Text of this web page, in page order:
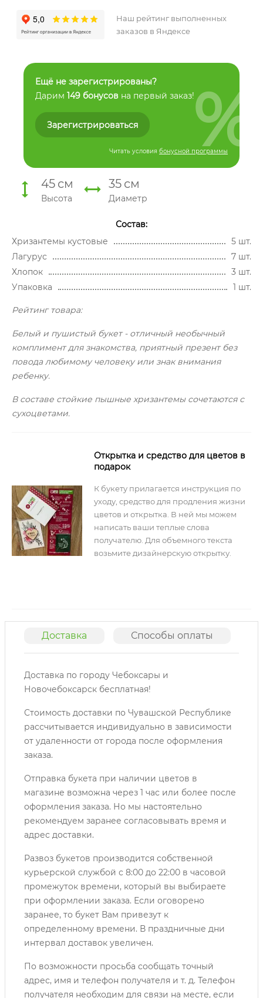
Наш рейтинг выполненных
заказов в Яндексе
Ещё не зарегистрированы?
Дарим 149 бонусов на первый заказ!
Зарегистрироваться
Читать условия бонусной программы
%
45 см
Высота
35 см
Диаметр
Состав:
Хризантемы кустовые
5 шт.
Лагурус
7 шт.
Хлопок
3 шт.
Упаковка
1 шт.
Рейтинг товара:
Белый и пушистый букет - отличный необычный
комплимент для знакомства, приятный презент без
повода любимому человеку или знак внимания
ребенку.
В составе стойкие пышные хризантемы сочетаются с
сухоцветами.
Открытка и средство для цветов в
подарок
К букету прилагается инструкция по
уходу, средство для продления жизни
цветов и открытка. В ней мы можем
написать ваши теплые слова
получателю. Для объемного текста
возьмите дизайнерскую открытку.
Доставка Способы оплаты
Доставка по городу Чебоксары и
Новочебоксарск бесплатная!
Стоимость доставки по Чувашской Республике
рассчитывается индивидуально в зависимости
от удаленности от города после оформления
заказа.
Отправка букета при наличии цветов в
магазине возможна через 1 час или более после
оформления заказа. Но мы настоятельно
рекомендуем заранее согласовывать время и
адрес доставки.
Развоз букетов производится собственной
курьерской службой с 8:00 до 22:00 в часовой
промежуток времени, который вы выбираете
при оформлении заказа. Если оговорено
заранее, то букет Вам привезут к
определенному времени. В праздничные дни
интервал доставок увеличен.
По возможности просьба сообщать точный
адрес, имя и телефон получателя и т. д. Телефон
получателя необходим для связи на месте, если